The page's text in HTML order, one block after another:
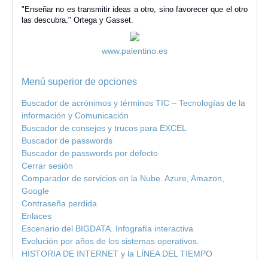
"Enseñar no es transmitir ideas a otro, sino favorecer que el otro
las descubra." Ortega y Gasset.
www.palentino.es
Menú superior de opciones
Buscador de acrónimos y términos TIC – Tecnologías de la
información y Comunicación
Buscador de consejos y trucos para EXCEL
Buscador de passwords
Buscador de passwords por defecto
Cerrar sesión
Comparador de servicios en la Nube. Azure, Amazon,
Google
Contraseña perdida
Enlaces
Escenario del BIGDATA. Infografía interactiva
Evolución por años de los sistemas operativos.
HISTORIA DE INTERNET y la LÍNEA DEL TIEMPO